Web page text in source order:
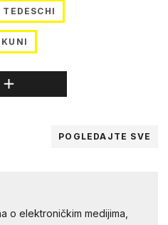
POGLEDAJTE SVE
o elektroničkim medijima,